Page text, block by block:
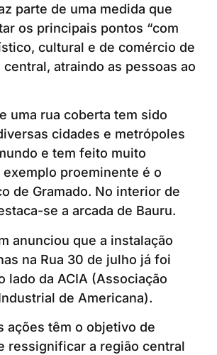
parte de uma medida que
os principais pontos “com
cultural e de comércio de
central, atraindo as pessoas ao
uma rua coberta tem sido
cidades e metrópoles
e tem feito muito
exemplo proeminente é o
de Gramado. No interior de
se a arcada de Bauru.
anunciou que a instalação
na Rua 30 de julho já foi
lado da ACIA (Associação
de Americana).
ações têm o objetivo de
ressignificar a região central